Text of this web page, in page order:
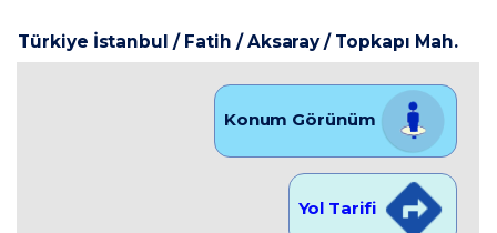
Türkiye İstanbul / Fatih / Aksaray/ Topkapı Mah.
Konum Görünüm
Yol Tarifi